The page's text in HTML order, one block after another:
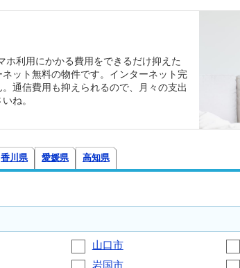
ホ利用にかかる費用をできるだけ抑えた
ット無料の物件です。インターネット完
通信費用も抑えられるので、月々の支出
ね。
香川県 愛媛県 高知県
山口市
岩国市